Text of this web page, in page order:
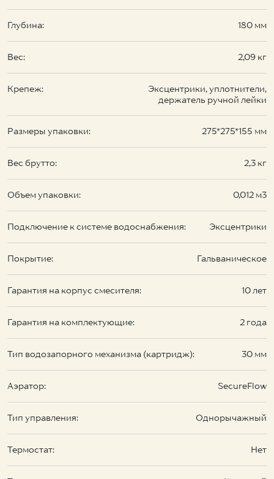
Глубина: 180 мм
Вес: 2,09 кг
Крепеж:
Эксцентрики, уплотнители,
держатель ручной лейки
Размеры упаковки: 275*275*155 мм
Вес брутто: 2,3 кг
Объем упаковки: 0,012 м3
Подключение к системе водоснабжения: Эксцентрики
Покрытие: Гальваническое
Гарантия на корпус смесителя: 10 лет
Гарантия на комплектующие: 2 года
Тип водозапорного механизма (картридж): 30 мм
Аэратор: SecureFlow
Тип управления: Однорычажный
Термостат: Нет